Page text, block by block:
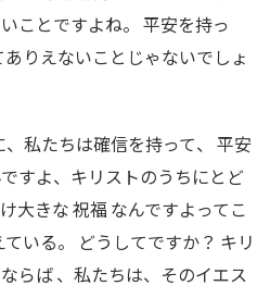
ことですよね。
平安を持っ
りえないことじゃないでしょ
、 私たちは確信を持って、
平安
すよ、 キリストのうちにとど
大きな 祝福 なんですよってこ
ている。 どうしてですか ？ キリ
らば 、 私たちは、
そのイエス